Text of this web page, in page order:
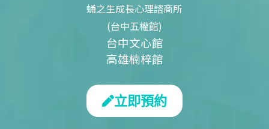
蛹之生成長心理諮商所
(台中五權館)
台中文心館
高雄楠梓館
立即預約